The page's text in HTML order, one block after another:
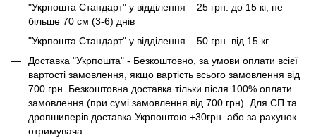
"Укрпошта Стандарт" у відділення – 25 грн. до 15 кг, не
більше 70 см (3-6) днів
"Укрпошта Стандарт" у відділення – 50 грн. від 15 кг
Доставка "Укрпошта" - Безкоштовно, за умови оплати всієї
вартості замовлення, якщо вартість всього замовлення від
700 грн. Безкоштовна доставка тільки після 100% оплати
замовлення (при сумі замовлення від 700 грн). Для СП та
дропшиперів доставка Укрпоштою +30грн. або за рахунок
отримувача.